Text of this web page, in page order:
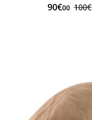
90€00 100€